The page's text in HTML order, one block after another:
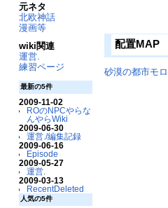
元ネタ
北欧神話
漫画等
wiki関連
運営.
練習ページ
最新の5件
2009-11-02
ROのNPCやらな
んやらWiki
2009-06-30
運営./編集記録
2009-06-16
Episode
2009-05-27
運営.
2009-03-13
RecentDeleted
人気の5件
配置MAP
砂漠の都市モ